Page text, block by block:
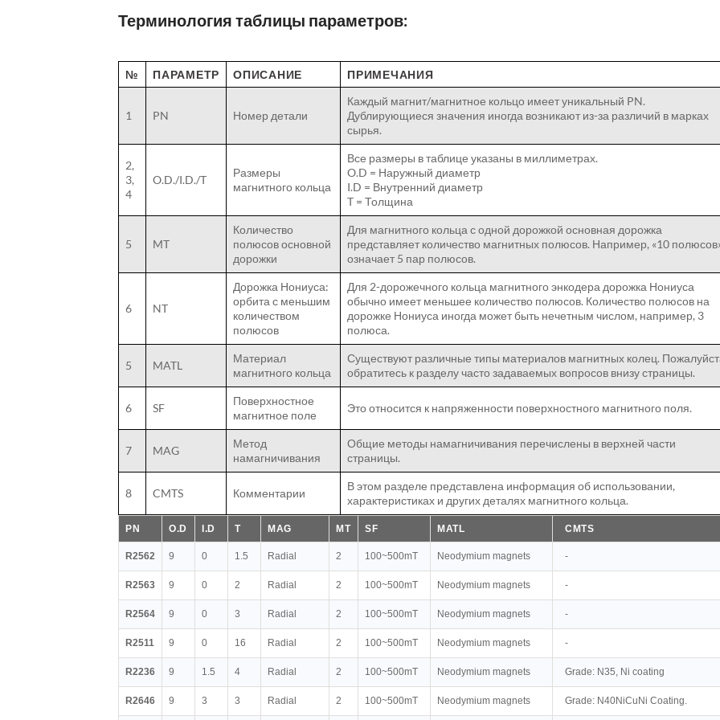
Терминология таблицы параметров:
№ ПАРАМЕТР ОПИСАНИЕ ПРИМЕЧАНИЯ
1 PN Номер детали
Каждый магнит/магнитное кольцо имеет уникальный PN.
Дублирующиеся значения иногда возникают из-за различий в марках
сырья.
2,
3,
4
O.D./I.D./T
Размеры
магнитного кольца
Все размеры в таблице указаны в миллиметрах.
O.D = Наружный диаметр
I.D = Внутренний диаметр
T = Толщина
5 MT
Количество
полюсов основной
дорожки
Для магнитного кольца с одной дорожкой основная дорожка
представляет количество магнитных полюсов. Например, «10
означает 5 пар полюсов.
6 NT
Дорожка Нониуса:
орбита с меньшим
количеством
полюсов
Для 2-дорожечного кольца магнитного энкодера дорожка Нониуса
обычно имеет меньшее количество полюсов. Количество полюсов на
дорожке Нониуса иногда может быть нечетным числом, например, 3
полюса.
5 MATL
Материал
магнитного кольца
Существуют различные типы материалов магнитных колец.
обратитесь к разделу часто задаваемых вопросов внизу страницы.
6 SF
Поверхностное
магнитное поле
Это относится к напряженности поверхностного магнитного поля.
7 MAG
Метод
намагничивания
Общие методы намагничивания перечислены в верхней части
страницы.
8 CMTS Комментарии
В этом разделе представлена информация об использовании,
характеристиках и других деталях магнитного кольца.
PN O.D I.D T MAG MT SF MATL CMTS
R2562 9 0 1.5 Radial 2 100~500mT Neodymium magnets -
R2563 9 0 2 Radial 2 100~500mT Neodymium magnets -
R2564 9 0 3 Radial 2 100~500mT Neodymium magnets -
R2511 9 0 16 Radial 2 100~500mT Neodymium magnets -
R2236 9 1.5 4 Radial 2 100~500mT Neodymium magnets Grade: N35, Ni coating
R2646 9 3 3 Radial 2 100~500mT Neodymium magnets Grade: N40NiCuNi Coating.